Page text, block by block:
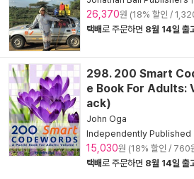
26,370원 (18% 할인 /
택배로 주문하면 8월 14일 출
298. 200 Smart
e Book For Adults:
ack)
John Oga
Independently Published
15,030원 (18% 할인 / 760
택배로 주문하면 8월 14일 출